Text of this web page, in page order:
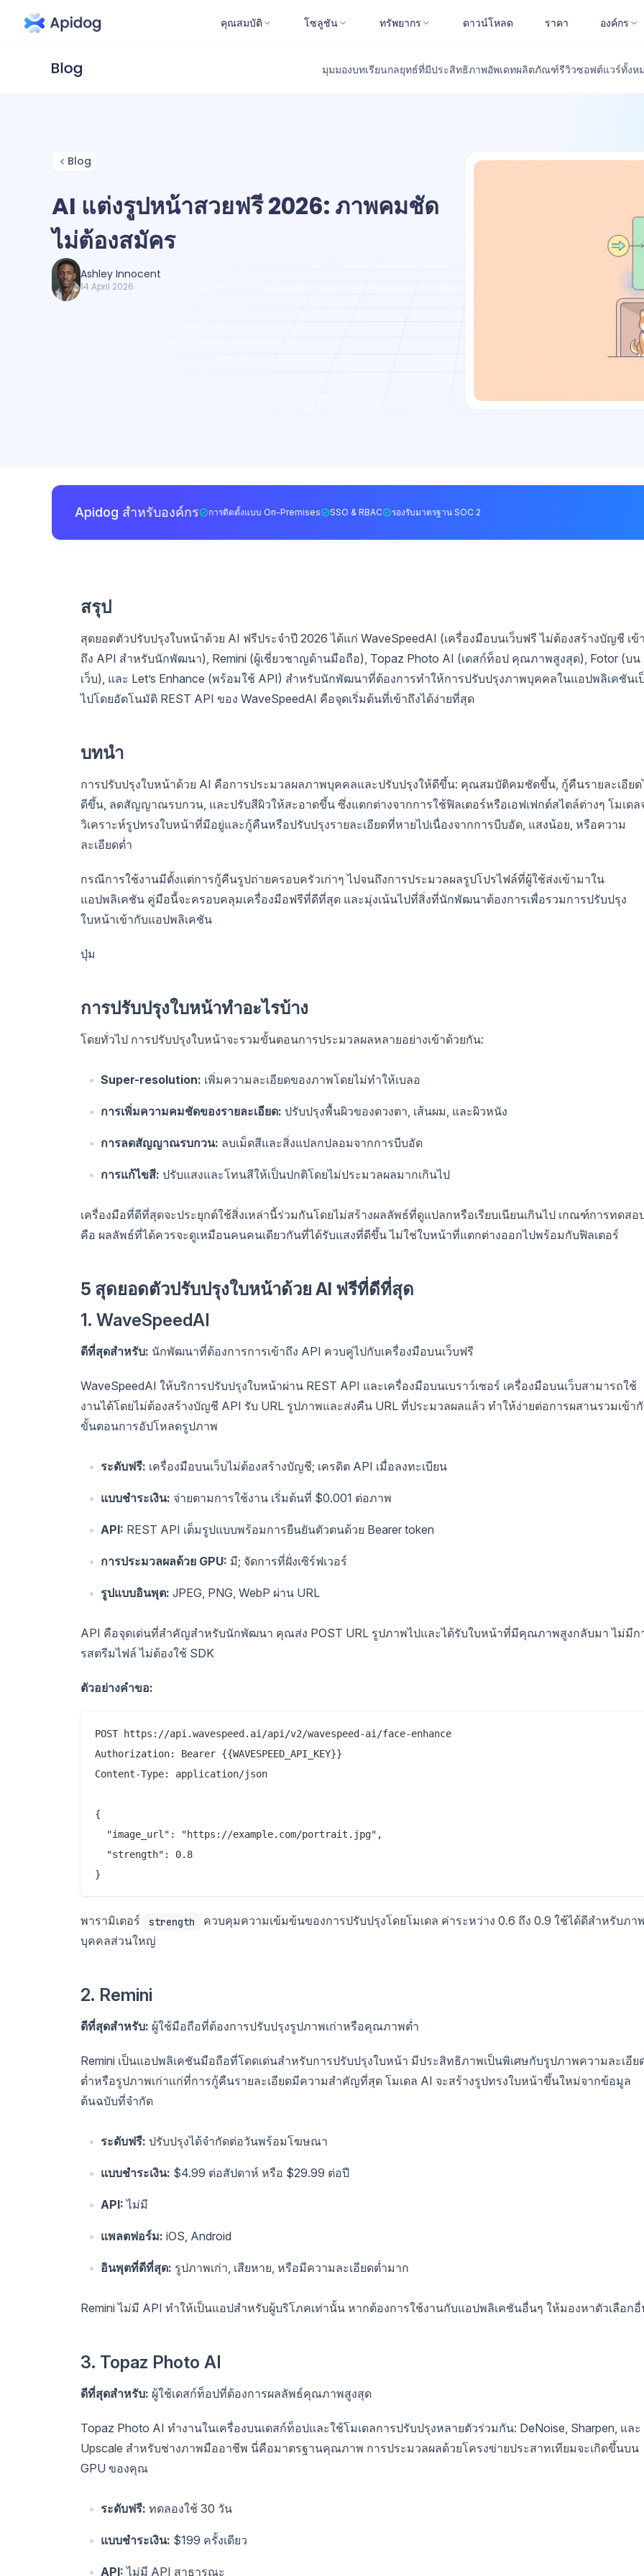
คุณสมบัติ โซลูชัน ทรัพยากร ดาวน์โหลด ราคา องค์กร
มุมมองบทเรียนกลยุทธ์ที่มีประสิทธิภาพอัพเดทผลิตภัณฑ์รีวิวซอฟต์แวร์ทั้งห
Blog
AI แต่งรูปหน้าสวยฟรี 2026: ภาพคมชัด
ไม่ต้องสมัคร
Ashley Innocent
14 April 2026
Apidog สำหรับองค์กร การติดตั้งแบบ On-Premises SSO & RBAC รองรับมาตรฐาน SOC 2
สรุป
สุดยอดตัวปรับปรุงใบหน้าด้วย AI ฟรีประจำปี 2026 ได้แก่ WaveSpeedAI (เครื่องมือบนเว็บฟรี ไม่ต้องสร้างบัญชี เข้
ถึง API สำหรับนักพัฒนา), Remini (ผู้เชี่ยวชาญด้านมือถือ), Topaz Photo AI (เดสก์ท็อป คุณภาพสูงสุด), Fotor (บน
เว็บ), และ Let’s Enhance (พร้อมใช้ API) สำหรับนักพัฒนาที่ต้องการทำให้การปรับปรุงภาพบุคคลในแอปพลิเคชันเ
ไปโดยอัตโนมัติ REST API ของ WaveSpeedAI คือจุดเริ่มต้นที่เข้าถึงได้ง่ายที่สุด
บทนำ
การปรับปรุงใบหน้าด้วย AI คือการประมวลผลภาพบุคคลและปรับปรุงให้ดีขึ้น: คุณสมบัติคมชัดขึ้น, กู้คืนรายละเอียด
ดีขึ้น, ลดสัญญาณรบกวน, และปรับสีผิวให้สะอาดขึ้น ซึ่งแตกต่างจากการใช้ฟิลเตอร์หรือเอฟเฟกต์สไตล์ต่างๆ โมเดล
วิเคราะห์รูปทรงใบหน้าที่มีอยู่และกู้คืนหรือปรับปรุงรายละเอียดที่หายไปเนื่องจากการบีบอัด, แสงน้อย, หรือความ
ละเอียดต่ำ
กรณีการใช้งานมีตั้งแต่การกู้คืนรูปถ่ายครอบครัวเก่าๆ ไปจนถึงการประมวลผลรูปโปรไฟล์ที่ผู้ใช้ส่งเข้ามาใน
แอปพลิเคชัน คู่มือนี้จะครอบคลุมเครื่องมือฟรีที่ดีที่สุด และมุ่งเน้นไปที่สิ่งที่นักพัฒนาต้องการเพื่อรวมการปรับปรุง
ใบหน้าเข้ากับแอปพลิเคชัน
ปุ่ม
การปรับปรุงใบหน้าทำอะไรบ้าง
โดยทั่วไป การปรับปรุงใบหน้าจะรวมขั้นตอนการประมวลผลหลายอย่างเข้าด้วยกัน:
Super-resolution: เพิ่มความละเอียดของภาพโดยไม่ทำให้เบลอ
การเพิ่มความคมชัดของรายละเอียด: ปรับปรุงพื้นผิวของดวงตา, เส้นผม, และผิวหนัง
การลดสัญญาณรบกวน: ลบเม็ดสีและสิ่งแปลกปลอมจากการบีบอัด
การแก้ไขสี: ปรับแสงและโทนสีให้เป็นปกติโดยไม่ประมวลผลมากเกินไป
เครื่องมือที่ดีที่สุดจะประยุกต์ใช้สิ่งเหล่านี้ร่วมกันโดยไม่สร้างผลลัพธ์ที่ดูแปลกหรือเรียบเนียนเกินไป เกณฑ์การทดสอ
คือ ผลลัพธ์ที่ได้ควรจะดูเหมือนคนคนเดียวกันที่ได้รับแสงที่ดีขึ้น ไม่ใช่ใบหน้าที่แตกต่างออกไปพร้อมกับฟิลเตอร์
5 สุดยอดตัวปรับปรุงใบหน้าด้วย AI ฟรีที่ดีที่สุด
1. WaveSpeedAI
ดีที่สุดสำหรับ: นักพัฒนาที่ต้องการการเข้าถึง API ควบคู่ไปกับเครื่องมือบนเว็บฟรี
WaveSpeedAI ให้บริการปรับปรุงใบหน้าผ่าน REST API และเครื่องมือบนเบราว์เซอร์ เครื่องมือบนเว็บสามารถใช้
งานได้โดยไม่ต้องสร้างบัญชี API รับ URL รูปภาพและส่งคืน URL ที่ประมวลผลแล้ว ทำให้ง่ายต่อการผสานรวมเข้า
ขั้นตอนการอัปโหลดรูปภาพ
ระดับฟรี: เครื่องมือบนเว็บไม่ต้องสร้างบัญชี; เครดิต API เมื่อลงทะเบียน
แบบชำระเงิน: จ่ายตามการใช้งาน เริ่มต้นที่ $0.001 ต่อภาพ
API: REST API เต็มรูปแบบพร้อมการยืนยันตัวตนด้วย Bearer token
การประมวลผลด้วย GPU: มี; จัดการที่ฝั่งเซิร์ฟเวอร์
รูปแบบอินพุต: JPEG, PNG, WebP ผ่าน URL
API คือจุดเด่นที่สำคัญสำหรับนักพัฒนา คุณส่ง POST URL รูปภาพไปและได้รับใบหน้าที่มีคุณภาพสูงกลับมา ไม่มีก
รสตรีมไฟล์ ไม่ต้องใช้ SDK
ตัวอย่างคำขอ:
POST https://api.wavespeed.ai/api/v2/wavespeed-ai/face-enhance
Authorization: Bearer {{WAVESPEED_API_KEY}}
Content-Type: application/json
{
  "image_url": "https://example.com/portrait.jpg",
  "strength": 0.8
พารามิเตอร์ strength
ควบคุมความเข้มข้นของการปรับปรุงโดยโมเดล ค่าระหว่าง 0.6 ถึง 0.9 ใช้ได้ดีสำหรับภา
บุคคลส่วนใหญ่
2. Remini
ดีที่สุดสำหรับ: ผู้ใช้มือถือที่ต้องการปรับปรุงรูปภาพเก่าหรือคุณภาพต่ำ
Remini เป็นแอปพลิเคชันมือถือที่โดดเด่นสำหรับการปรับปรุงใบหน้า มีประสิทธิภาพเป็นพิเศษกับรูปภาพความละเอีย
ต่ำหรือรูปภาพเก่าแก่ที่การกู้คืนรายละเอียดมีความสำคัญที่สุด โมเดล AI จะสร้างรูปทรงใบหน้าขึ้นใหม่จากข้อมูล
ต้นฉบับที่จำกัด
ระดับฟรี: ปรับปรุงได้จำกัดต่อวันพร้อมโฆษณา
แบบชำระเงิน: $4.99 ต่อสัปดาห์ หรือ $29.99 ต่อปี
API: ไม่มี
แพลตฟอร์ม: iOS, Android
อินพุตที่ดีที่สุด: รูปภาพเก่า, เสียหาย, หรือมีความละเอียดต่ำมาก
Remini ไม่มี API ทำให้เป็นแอปสำหรับผู้บริโภคเท่านั้น หากต้องการใช้งานกับแอปพลิเคชันอื่นๆ ให้มองหาตัวเลือก
3. Topaz Photo AI
ดีที่สุดสำหรับ: ผู้ใช้เดสก์ท็อปที่ต้องการผลลัพธ์คุณภาพสูงสุด
Topaz Photo AI ทำงานในเครื่องบนเดสก์ท็อปและใช้โมเดลการปรับปรุงหลายตัวร่วมกัน: DeNoise, Sharpen, และ
Upscale สำหรับช่างภาพมืออาชีพ นี่คือมาตรฐานคุณภาพ การประมวลผลด้วยโครงข่ายประสาทเทียมจะเกิดขึ้นบน
GPU ของคุณ
ระดับฟรี: ทดลองใช้ 30 วัน
แบบชำระเงิน: $199 ครั้งเดียว
API: ไม่มี API สาธารณะ